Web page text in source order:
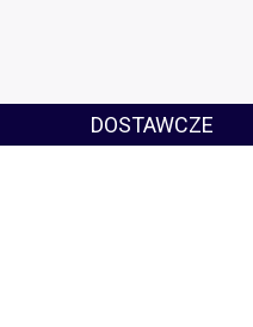
DOSTAWCZE